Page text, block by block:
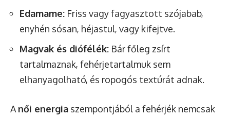
Edamame: Friss vagy fagyasztott szójabab,
enyhén sósan, héjastul, vagy kifejtve.
Magvak és diófélék: Bár főleg zsírt
tartalmaznak, fehérjetartalmuk sem
elhanyagolható, és ropogós textúrát adnak.
A női energia szempontjából a fehérjék nemcsak